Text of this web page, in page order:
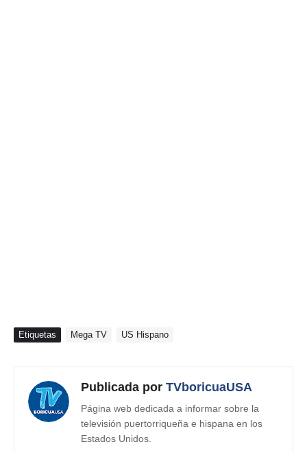
Etiquetas Mega TV US Hispano
Publicada por TVboricuaUSA
Página web dedicada a informar sobre la
televisión puertorriqueña e hispana en los
Estados Unidos.